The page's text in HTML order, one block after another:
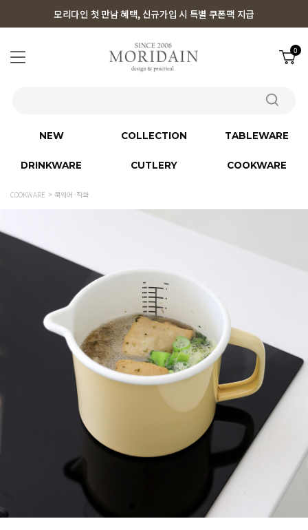
모리다인 첫 만남 혜택, 신규가입 시 특별 쿠폰팩 지급
0
NEW COLLECTION TABLEWARE
DRINKWARE CUTLERY COOKWARE
COOKWARE 쿡웨어·직화